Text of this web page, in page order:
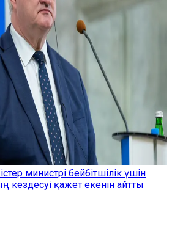
министрі бейбітшілік үшін
қажет екенін айтты